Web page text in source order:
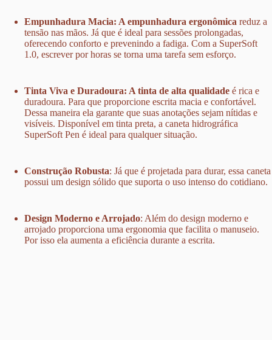
Empunhadura Macia: A empunhadura ergonômica reduz a
tensão nas mãos. Já que é ideal para sessões prolongadas,
oferecendo conforto e prevenindo a fadiga. Com a SuperSoft
1.0, escrever por horas se torna uma tarefa sem esforço.
Tinta Viva e Duradoura: A tinta de alta qualidade é rica e
duradoura. Para que proporcione escrita macia e confortável.
Dessa maneira ela garante que suas anotações sejam nítidas e
visíveis. Disponível em tinta preta, a caneta hidrográfica
SuperSoft Pen é ideal para qualquer situação.
Construção Robusta: Já que é projetada para durar, essa caneta
possui um design sólido que suporta o uso intenso do cotidiano.
Design Moderno e Arrojado: Além do design moderno e
arrojado proporciona uma ergonomia que facilita o manuseio.
Por isso ela aumenta a eficiência durante a escrita.